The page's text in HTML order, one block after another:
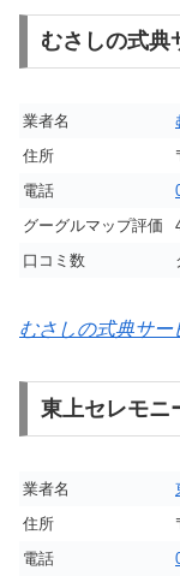
むさしの式典
業者名
住所
電話
グーグルマップ評価
口コミ数
むさしの式典サー
東上セレモニ
業者名
住所
電話